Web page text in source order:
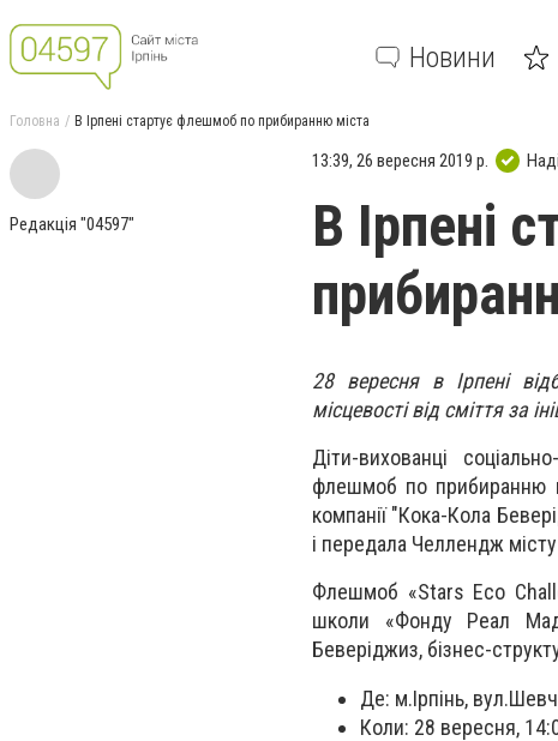
Новини
Головна В Ірпені стартує флешмоб по прибиранню міста
Редакція "04597"
13:39, 26 вересня 2019 р.
В Ірпені
28 вересня в Ірпені
місцевості від сміття за
Діти-вихованці
флешмоб по прибиранню
компанії "Кока-Кола
і передала Челлендж місту
Флешмоб «Stars Eco
школи «Фонду Реал
Беверіджиз, бізнес-
Де: м.Ірпінь,
Коли: 28 вересня,